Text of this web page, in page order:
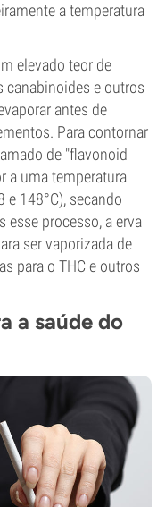
a temperatura
elevado teor de
canabinoides e outros
antes de
Para contornar
de "flavonoid
a uma temperatura
148°C), secando
esse processo, a erva
ser vaporizada de
para o THC e outros
a saúde do